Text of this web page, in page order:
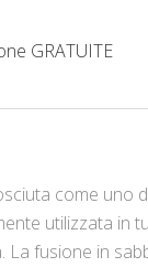
GRATUITE
come uno
utilizzata in
La fusione in